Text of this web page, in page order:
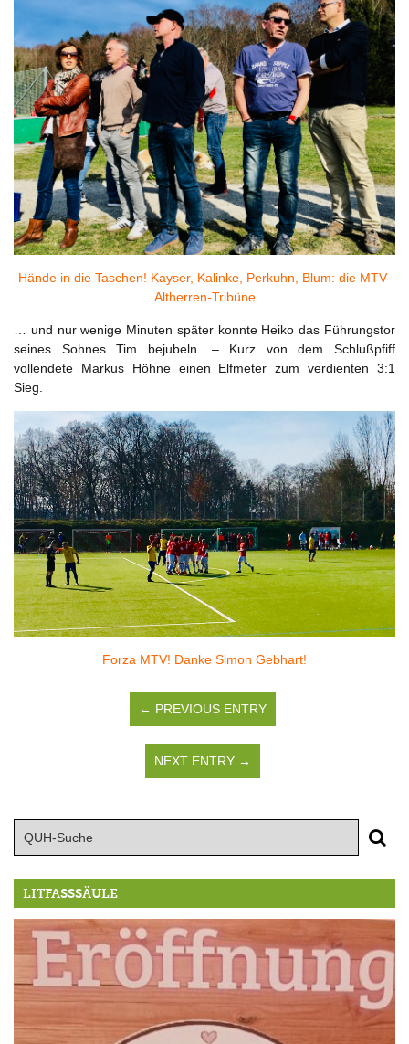
Hände in die Taschen! Kayser, Kalinke, Perkuhn, Blum: die MTV-
Altherren-Tribüne
… und nur wenige Minuten später konnte Heiko das Führungstor
seines Sohnes Tim bejubeln. – Kurz von dem Schlußpfiff
vollendete Markus Höhne einen Elfmeter zum verdienten 3:1
Sieg.
Forza MTV! Danke Simon Gebhart!
← PREVIOUS ENTRY
NEXT ENTRY →
LITFASSSÄULE